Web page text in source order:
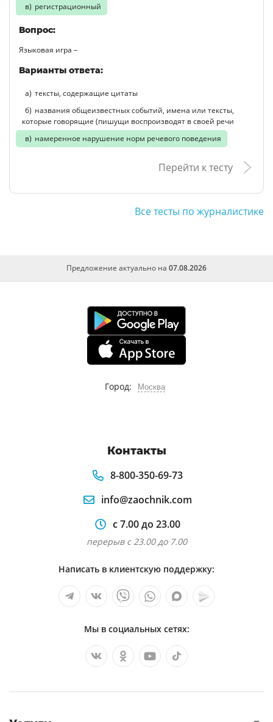
регистрационный
Вопрос:
Языковая игра –
Варианты ответа:
тексты, содержащие цитаты
названия общеизвестных событий, имена или тексты,
которые говорящие (пишущи воспроизводят в своей речи
намеренное нарушение норм речевого поведения
Перейти к тесту
Все тесты по журналистике
Предложение актуально на 07.08.2026
Город: Москва
Контакты
8-800-350-69-73
info@zaochnik.com
с 7.00 до 23.00
перерыв с 23.00 до 7.00
Написать в клиентскую поддержку:
Мы в социальных сетях: